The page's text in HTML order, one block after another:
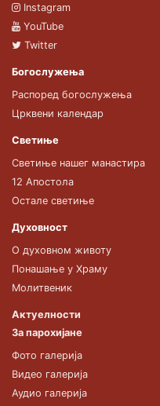
Instagram
YouTube
Twitter
Богослужења
Распоред богослужења
Црквени календар
Светиње
Светиње нашег манастира
12 Апостола
Остале светиње
Духовност
О духовном животу
Понашање у Храму
Молитвеник
Актуелности
За парохијане
Фото галерија
Видео галерија
Аудио галерија